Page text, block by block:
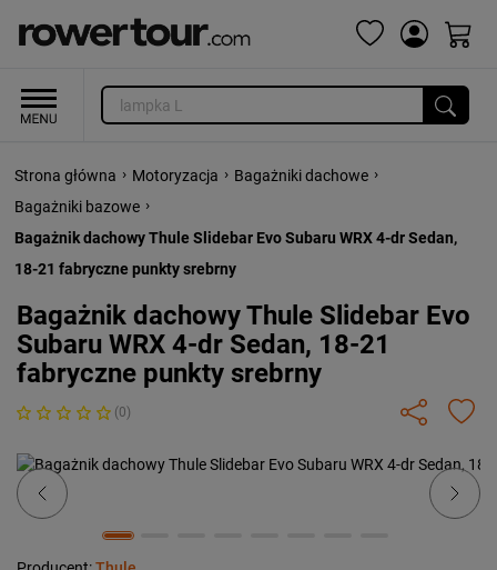
Strona główna › Motoryzacja › Bagażniki dachowe ›
Bagażniki bazowe ›
Bagażnik dachowy Thule Slidebar Evo Subaru WRX 4-dr Sedan,
18-21 fabryczne punkty srebrny
Bagażnik dachowy Thule Slidebar Evo
Subaru WRX 4-dr Sedan, 18-21
fabryczne punkty srebrny
(0)
Previous Next